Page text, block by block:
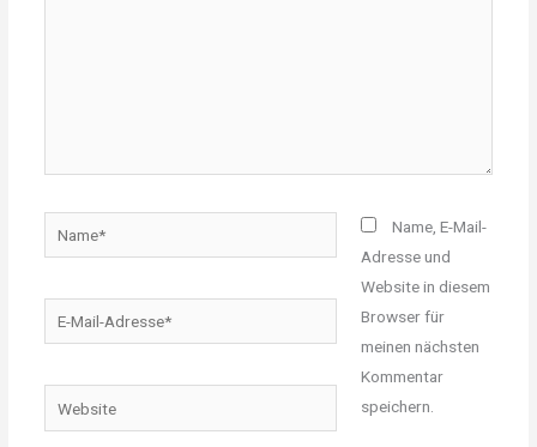
Mail-
Website
Name, E-Mail-
Adresse und
Website in diesem
Browser für
meinen nächsten
Kommentar
speichern.